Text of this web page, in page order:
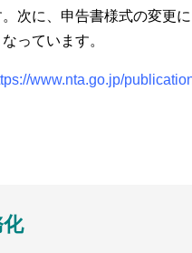
次に、申告書様式の変更
っています。
www.nta.go.jp/